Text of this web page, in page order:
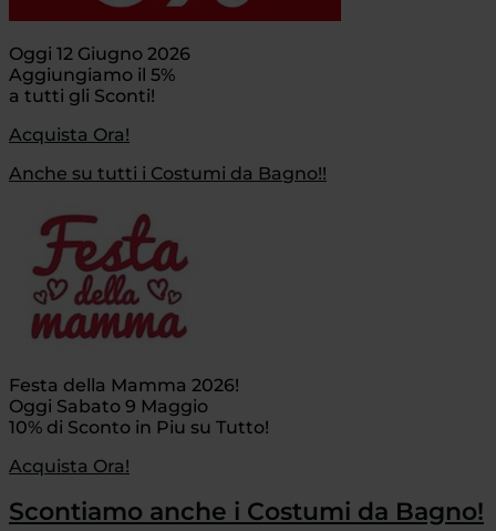
Oggi 12 Giugno 2026
Aggiungiamo il 5%
a tutti gli Sconti!
Acquista Ora!
Anche su tutti i Costumi da Bagno!!
Festa della Mamma 2026!
Oggi Sabato 9 Maggio
10% di Sconto in Piu su Tutto!
Acquista Ora!
Scontiamo anche i Costumi da Bagno!